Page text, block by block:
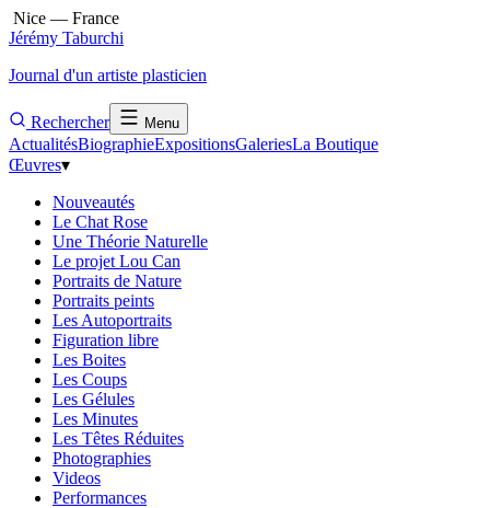
Nice — France
Jérémy Taburchi
Journal d'un artiste plasticien
Rechercher Menu
ActualitésBiographieExpositionsGaleriesLa Boutique
Œuvres▾
Nouveautés
Le Chat Rose
Une Théorie Naturelle
Le projet Lou Can
Portraits de Nature
Portraits peints
Les Autoportraits
Figuration libre
Les Boites
Les Coups
Les Gélules
Les Minutes
Les Têtes Réduites
Photographies
Videos
Performances